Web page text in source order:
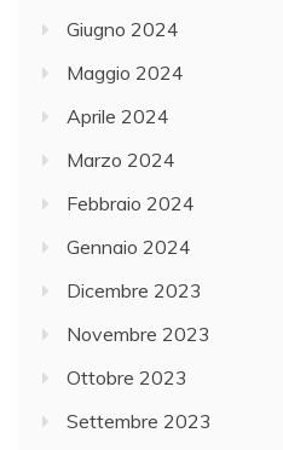
Giugno 2024
Maggio 2024
Aprile 2024
Marzo 2024
Febbraio 2024
Gennaio 2024
Dicembre 2023
Novembre 2023
Ottobre 2023
Settembre 2023